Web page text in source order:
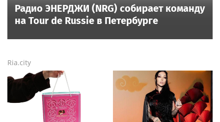
Радио ЭНЕРДЖИ (NRG) собирает команду
на Tour de Russie в Петербурге
Ria.city